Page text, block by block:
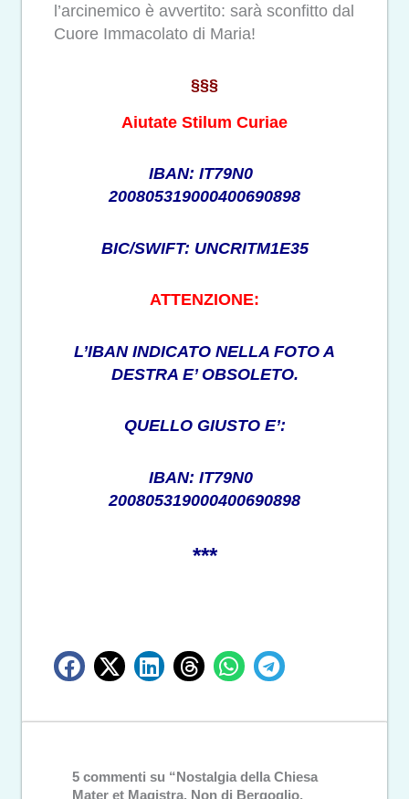
l’arcinemico è avvertito: sarà sconfitto dal
Cuore Immacolato di Maria!
§§§
Aiutate Stilum Curiae
IBAN: IT79N0
200805319000400690898
BIC/SWIFT: UNCRITM1E35
ATTENZIONE:
L’IBAN INDICATO NELLA FOTO A
DESTRA E’ OBSOLETO.
QUELLO GIUSTO E’:
IBAN: IT79N0
200805319000400690898
***
5 commenti su “Nostalgia della Chiesa
Mater et Magistra. Non di Bergoglio,